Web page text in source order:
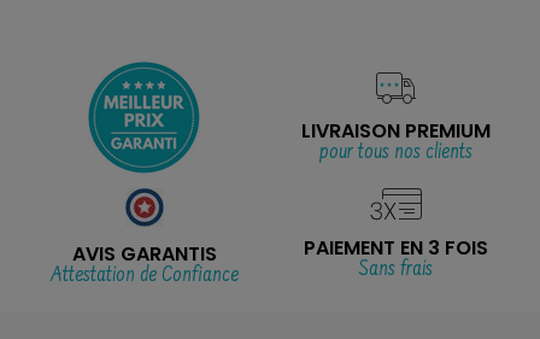
LIVRAISON PREMIUM
pour tous nos clients
AVIS GARANTIS
Attestation de Confiance
PAIEMENT EN 3 FOIS
Sans frais